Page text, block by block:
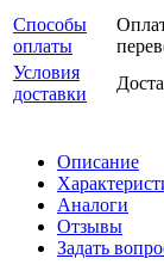
Способы
оплаты
Условия
доставки
Описание
Аналоги
Отзывы
Задать